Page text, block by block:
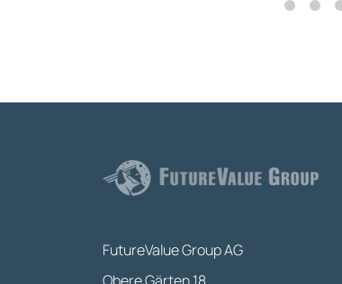
FutureValue Group AG